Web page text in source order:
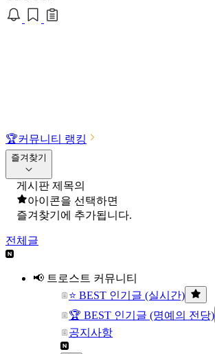
🏆커뮤니티 랭킹
즐겨찾기
게시판 제목의
아이콘을 선택하면
즐겨찾기에 추가됩니다.
전체글
📢 트로스트 커뮤니티
⭐ BEST 인기글 (실시간)
🏆 BEST 인기글 (명예의 전당)
공지사항